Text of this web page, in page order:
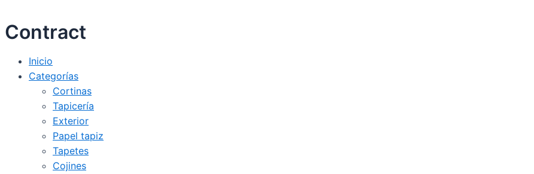
Contract
Inicio
Categorías
Cortinas
Tapicería
Exterior
Papel tapiz
Tapetes
Cojines